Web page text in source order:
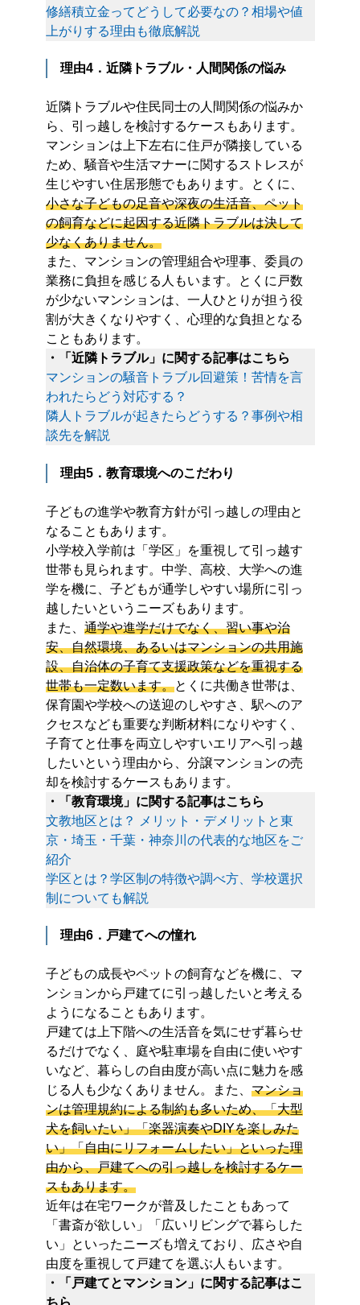
修繕積立金ってどうして必要なの？相場や値
上がりする理由も徹底解説
理由4．近隣トラブル・人間関係の悩み
近隣トラブルや住民同士の人間関係の悩みか
ら、引っ越しを検討するケースもあります。
マンションは上下左右に住戸が隣接している
ため、騒音や生活マナーに関するストレスが
生じやすい住居形態でもあります。とくに、
小さな子どもの足音や深夜の生活音、ペット
の飼育などに起因する近隣トラブルは決して
少なくありません。
また、マンションの管理組合や理事、委員の
業務に負担を感じる人もいます。とくに戸数
が少ないマンションは、一人ひとりが担う役
割が大きくなりやすく、心理的な負担となる
こともあります。
・「近隣トラブル」に関する記事はこちら
マンションの騒音トラブル回避策！苦情を言
われたらどう対応する？
隣人トラブルが起きたらどうする？事例や相
談先を解説
理由5．教育環境へのこだわり
子どもの進学や教育方針が引っ越しの理由と
なることもあります。
小学校入学前は「学区」を重視して引っ越す
世帯も見られます。中学、高校、大学への進
学を機に、子どもが通学しやすい場所に引っ
越したいというニーズもあります。
また、 通学や進学だけでなく、習い事や治
安、自然環境、あるいはマンションの共用施
設、自治体の子育て支援政策などを重視する
世帯も一定数います。とくに共働き世帯は、
保育園や学校への送迎のしやすさ、駅へのア
クセスなども重要な判断材料になりやすく、
子育てと仕事を両立しやすいエリアへ引っ越
したいという理由から、分譲マンションの売
却を検討するケースもあります。
・「教育環境」に関する記事はこちら
文教地区とは？ メリット・デメリットと東
京・埼玉・千葉・神奈川の代表的な地区をご
紹介
学区とは？学区制の特徴や調べ方、学校選択
制についても解説
理由6．戸建てへの憧れ
子どもの成長やペットの飼育などを機に、マ
ンションから戸建てに引っ越したいと考える
ようになることもあります。
戸建ては上下階への生活音を気にせず暮らせ
るだけでなく、庭や駐車場を自由に使いやす
いなど、暮らしの自由度が高い点に魅力を感
じる人も少なくありません。また、 マンショ
ンは管理規約による制約も多いため、「大型
犬を飼いたい」「楽器演奏やDIYを楽しみた
い」「自由にリフォームしたい」といった理
由から、戸建てへの引っ越しを検討するケー
スもあります。
近年は在宅ワークが普及したこともあって
「書斎が欲しい」「広いリビングで暮らした
い」といったニーズも増えており、広さや自
由度を重視して戸建てを選ぶ人もいます。
・「戸建てとマンション」に関する記事はこ